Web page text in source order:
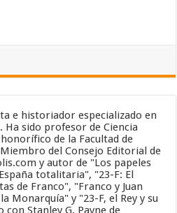
e historiador especializado en
sido profesor de Ciencia
de la Facultad de
del Consejo Editorial de
y autor de "Los papeles
totalitaria", "23-F: El
de Franco", "Franco y Juan
Monarquía" y "23-F, el Rey y su
Stanley G. Payne de